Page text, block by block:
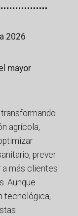
2026
mayor
agrícola,
prever
a más clientes
Aunque
tecnológica,